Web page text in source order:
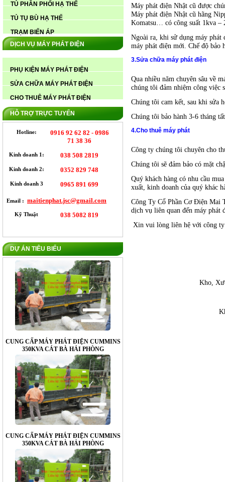
TỦ PHÂN PHỐI HẠ THẾ
TỦ TỤ BÙ HẠ THẾ
TRẠM BIẾN ÁP
DỊCH VỤ MÁY PHÁT ĐIỆN
PHỤ KIỆN MÁY PHÁT ĐIỆN
SỬA CHỮA MÁY PHÁT ĐIỆN
CHO THUÊ MÁY PHÁT ĐIỆN
HỖ TRỢ TRỰC TUYẾN
Hotline:
0916 92 62 82 - 0986
71 38 36
Kinh doanh 1: 038 508 2819
Kinh doanh 2: 0352 829 748
Kinh doanh 3 0965 891 699
Email : maitienphat.jsc@gmail.com
Kỹ Thuật 038 5082 819
DỰ ÁN TIÊU BIỂU
CUNG CẤP MÁY PHÁT ĐIỆN CUMMINS
350KVA CÁT BÀ HẢI PHÒNG
CUNG CẤP MÁY PHÁT ĐIỆN CUMMINS
350KVA CÁT BÀ HẢI PHÒNG
350KVA CÁT BÀ HẢI PHÒNG
CUNG CẤP MÁY PHÁT ĐIỆN CUMMINS
350KVA CÁT BÀ HẢI PHÒNG
CUNG CẤP MÁY PHÁT ĐIỆN CUMMINS
350KVA CÁT BÀ HẢI PHÒNG
Máy phát điện Nhật cũ được
Máy phát điện Nhật cũ hãng
Komatsu… có công suất 1kva –
Ngoài ra, khi sử dụng máy phát
máy phát điện mới. Chế độ bảo
3.Sửa chữa máy phát điện
Qua nhiều năm chuyên sâu về
chúng tôi đảm nhiệm công việc
Chúng tôi cam kết, sau khi sửa
Chúng tôi bảo hành 3-6 tháng
4.Cho thuê máy phát
Công ty chúng tôi chuyên cho
Chúng tôi sẽ đảm bảo có mặt
Quý khách hàng có nhu cầu
xuất, kinh doanh của quý khác
Công Ty Cổ Phần Cơ Điện Mai
dịch vụ liên quan đến máy phát
Xin vui lòng liên hệ với công
Kho,